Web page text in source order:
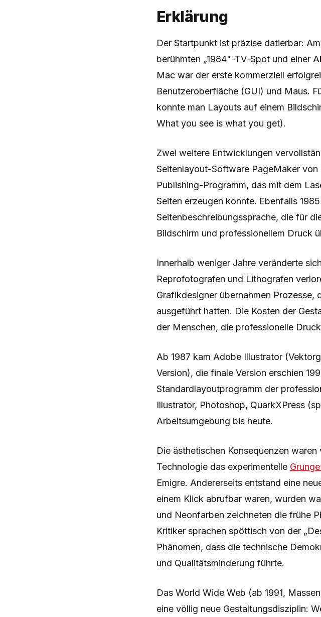
Erklärung
Der Startpunkt ist präzise datierbar:
berühmten „1984"-TV-Spot und einer
Mac war der erste kommerziell
Benutzeroberfläche (GUI) und Maus.
konnte man Layouts auf einem
What you see is what you get).
Zwei weitere Entwicklungen
Seitenlayout-Software PageMaker
Publishing-Programm, das mit dem
Seiten erzeugen konnte. Ebenfalls
Seitenbeschreibungssprache, die für
Bildschirm und professionellem Druck
Innerhalb weniger Jahre veränderte
Reprofotografen und Lithografen
Grafikdesigner übernahmen
ausgeführt hatten. Die Kosten der
der Menschen, die professionelle
Ab 1987 kam Adobe Illustrator
Version), die finale Version erschien
Standardlayoutprogramm der
Illustrator, Photoshop, QuarkXPress
Arbeitsumgebung bis heute.
Die ästhetischen Konsequenzen
Technologie das experimentelle
Emigre. Andererseits entstand eine
einem Klick abrufbar waren, wurden
und Neonfarben zeichneten die frühe
Kritiker sprachen spöttisch von der
Phänomen, dass die technische
und Qualitätsminderung führte.
Das World Wide Web (ab 1991,
eine völlig neue Gestaltungsdisziplin: